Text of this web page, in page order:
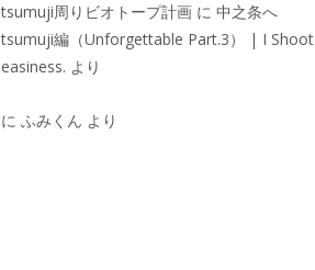
tsumuji周りビオトープ計画 に中之条へ
tsumuji編（Unforgettable Part.3） | I Shoot
easiness. より
にふみくん より